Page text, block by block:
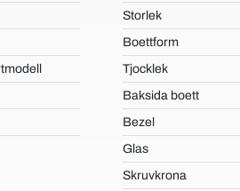
Storlek
Boettform
Tjocklek
Baksida boett
Bezel
Glas
Skruvkrona